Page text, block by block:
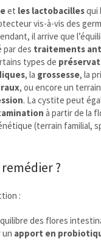
et les lactobacillesqui
vis-à-vis des
il arrive que
des traitements
types de
, la grossesse, la
, ou encore un terrain
. La cystite peut
à partir de la
(terrain familial,
?
:
des flores
un apport en